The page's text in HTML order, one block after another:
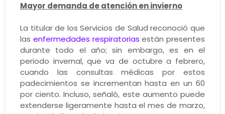
Mayor demanda de atención en invierno
La titular de los Servicios de Salud reconoció que
las enfermedades respiratorias están presentes
durante todo el año; sin embargo, es en el
periodo invernal, que va de octubre a febrero,
cuando las consultas médicas por estos
padecimientos se incrementan hasta en un 60
por ciento. Incluso, señaló, este aumento puede
extenderse ligeramente hasta el mes de marzo,